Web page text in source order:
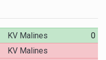
KV Malines
0
KV Malines